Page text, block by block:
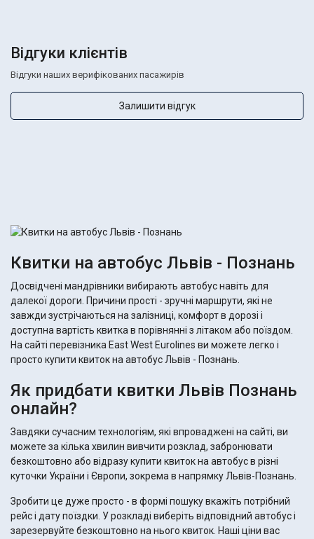
Відгуки клієнтів
Відгуки наших верифікованих пасажирів
Залишити відгук
Квитки на автобус Львів - Познань
Досвідчені мандрівники вибирають автобус навіть для
далекої дороги. Причини прості - зручні маршрути, які не
завжди зустрічаються на залізниці, комфорт в дорозі і
доступна вартість квитка в порівнянні з літаком або поїздом.
На сайті перевізника East West Eurolines ви можете легко і
просто купити квиток на автобус Львів - Познань.
Як придбати квитки Львів Познань
онлайн?
Завдяки сучасним технологіям, які впроваджені на сайті, ви
можете за кілька хвилин вивчити розклад, забронювати
безкоштовно або відразу купити квиток на автобус в різні
куточки України і Європи, зокрема в напрямку Львів-Познань.
Зробити це дуже просто - в формі пошуку вкажіть потрібний
рейс і дату поїздки. У розкладі виберіть відповідний автобус і
зарезервуйте безкоштовно на нього квиток. Наші ціни вас